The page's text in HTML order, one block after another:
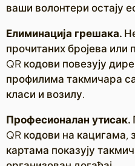
ваши волонтери остају
Елиминација грешака.
прочитаних бројева
QR кодови повезују
профилима такмичара
класи и возилу.
Професионалан утисак.
QR кодови на кацигама,
картама показују